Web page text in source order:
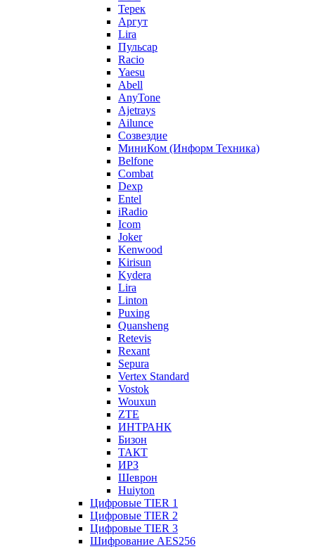
Терек
Аргут
Lira
Пульсар
Racio
Yaesu
Abell
AnyTone
Ajetrays
Ailunce
Созвездие
МиниКом (Информ Техника)
Belfone
Combat
Dexp
Entel
iRadio
Icom
Joker
Kenwood
Kirisun
Kydera
Lira
Linton
Puxing
Quansheng
Retevis
Rexant
Sepura
Vertex Standard
Vostok
Wouxun
ZTE
ИНТРАНК
Бизон
ТАКТ
ИРЗ
Шеврон
Huiyton
Цифровые TIER 1
Цифровые TIER 2
Цифровые TIER 3
Шифрование AES256